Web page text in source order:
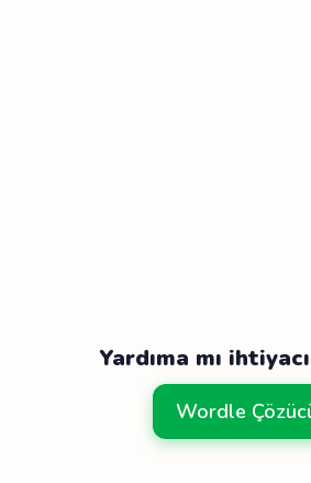
Yardıma mı
Wordle